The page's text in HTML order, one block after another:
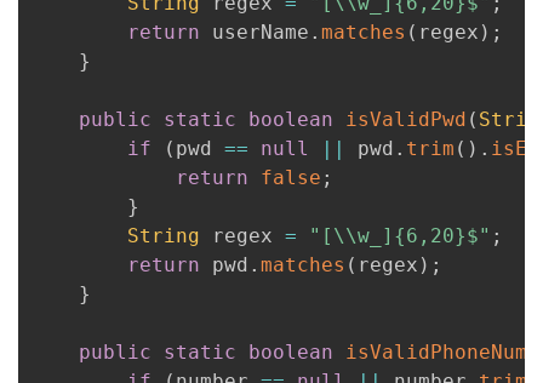
return userName . matches ( regex ) ;
}
public static boolean isValidPwd (
if
( pwd == null || pwd . trim ( ) .
return
false ;
}
String regex = "[\\w_]{6,20}$" ;
return pwd . matches ( regex ) ;
}
public static boolean isValidPhoneNum